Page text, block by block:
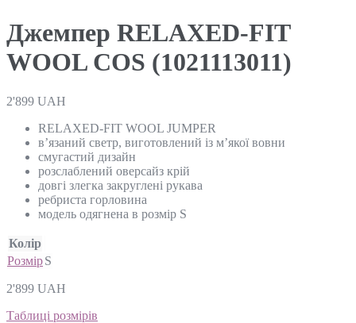
Джемпер RELAXED-FIT
WOOL COS (1021113011)
2'899 UAH
RELAXED-FIT WOOL JUMPER
в’язаний светр, виготовлений із м’якої вовни
смугастий дизайн
розслаблений оверсайз крій
довгі злегка закруглені рукава
ребриста горловина
модель одягнена в розмір S
Колір
РозмірS
2'899 UAH
Таблиці розмірів